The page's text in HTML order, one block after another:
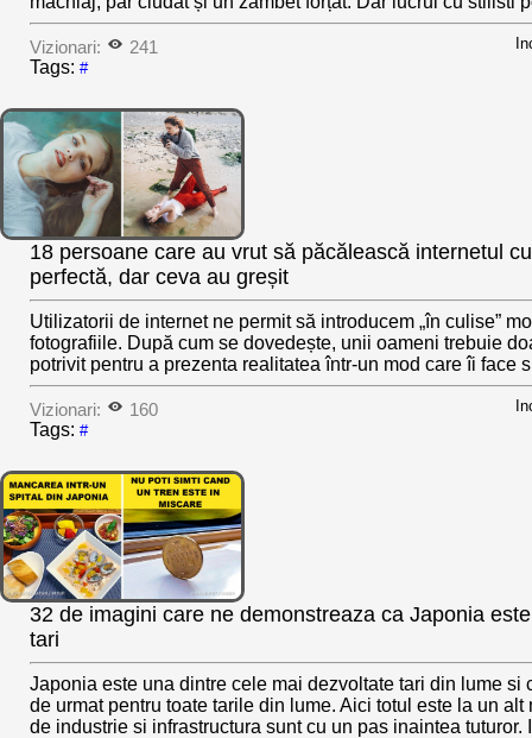
Vizionari: 241
Tags: #
18 persoane care au vrut să păcălească internetul
perfectă, dar ceva au greșit
Utilizatorii de internet ne permit să introducem „în culise”
fotografiile. După cum se dovedește, unii oameni trebuie
potrivit pentru a prezenta realitatea într-un mod care îi face
Vizionari: 160
Tags: #
32 de imagini care ne demonstreaza ca Japonia
tari
Japonia este una dintre cele mai dezvoltate tari din lume si
de urmat pentru toate tarile din lume. Aici totul este la un
de industrie si infrastructura sunt cu un pas inaintea tuturor.